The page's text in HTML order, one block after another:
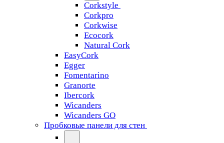
Corkstyle
Corkpro
Corkwise
Ecocork
Natural Cork
EasyCork
Egger
Fomentarino
Granorte
Ibercork
Wicanders
Wicanders GO
Пробковые панели для стен